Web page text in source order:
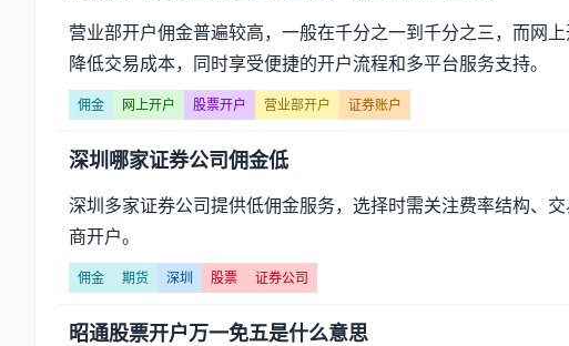
营业部开户佣金普遍较高，一般在千分之一到千分之三，而网
降低交易成本，同时享受便捷的开户流程和多平台服务支持。
佣金 网上开户 股票开户 营业部开户 证券账户
深圳哪家证券公司佣金低
深圳多家证券公司提供低佣金服务，选择时需关注费率结构、
商开户。
佣金 期货 深圳 股票 证券公司
昭通股票开户万一免五是什么意思